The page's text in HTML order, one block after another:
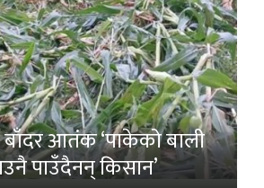
बाँदर आतंक ‘पाकेको बाली
पाउँदैनन् किसान’